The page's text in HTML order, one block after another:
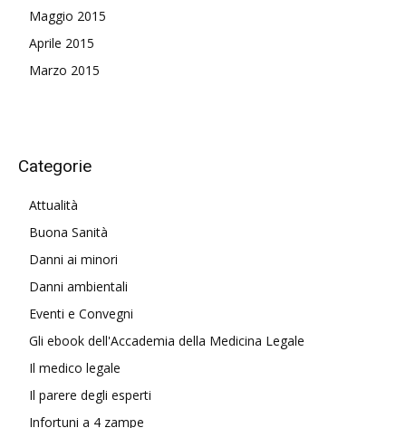
Maggio 2015
Aprile 2015
Marzo 2015
Categorie
Attualità
Buona Sanità
Danni ai minori
Danni ambientali
Eventi e Convegni
Gli ebook dell'Accademia della Medicina Legale
Il medico legale
Il parere degli esperti
Infortuni a 4 zampe